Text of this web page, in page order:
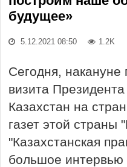
будущее»
5.12.2021 08:50 1.2K
Сегодня, накануне
визита
Казахстан на
газет этой страны
"Казахстанская
большое интервью